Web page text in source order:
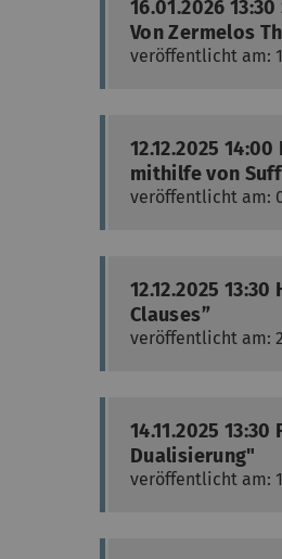
16.01.2026
Von Zermelos
veröffentlicht am:
12.12.2025
mithilfe von
veröffentlicht am:
12.12.2025
Clauses”
veröffentlicht am:
14.11.2025
Dualisierung"
veröffentlicht am: